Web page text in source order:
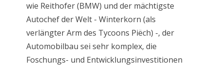
wie Reithofer (BMW) und der mächtigste
Autochef der Welt - Winterkorn (als
verlängter Arm des Tycoons Piëch) -, der
Automobilbau sei sehr komplex, die
Foschungs- und Entwicklungsinvestitionen